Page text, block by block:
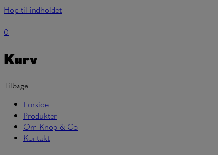
Hop til indholdet
0
Kurv
Tilbage
Forside
Produkter
Om Knop & Co
Kontakt